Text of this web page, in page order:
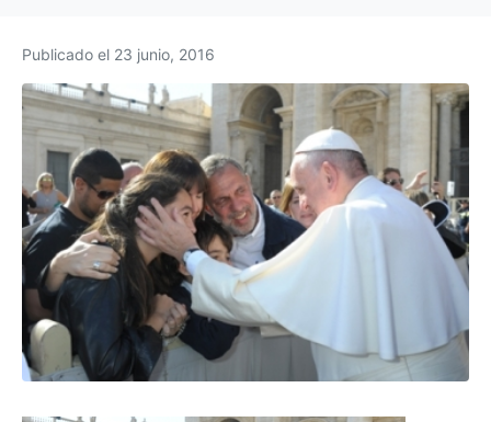
Publicado el 23 junio, 2016